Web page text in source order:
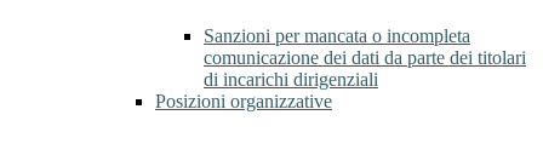
Sanzioni per mancata o incompleta
comunicazione dei dati da parte dei titolari
di incarichi dirigenziali
Posizioni organizzative